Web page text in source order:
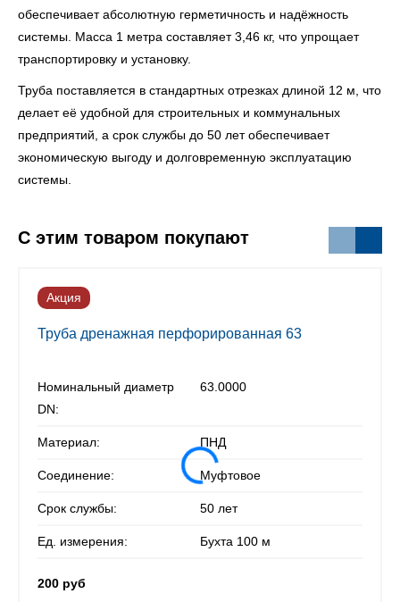
обеспечивает абсолютную герметичность и надёжность
системы. Масса 1 метра составляет 3,46 кг, что упрощает
транспортировку и установку.
Труба поставляется в стандартных отрезках длиной 12 м, что
делает её удобной для строительных и коммунальных
предприятий, а срок службы до 50 лет обеспечивает
экономическую выгоду и долговременную эксплуатацию
системы.
С этим товаром покупают
Акция
Труба дренажная перфорированная 63
Номинальный диаметр
DN:
63.0000
Материал: ПНД
Соединение: Муфтовое
Срок службы: 50 лет
Ед. измерения: Бухта 100 м
200 руб